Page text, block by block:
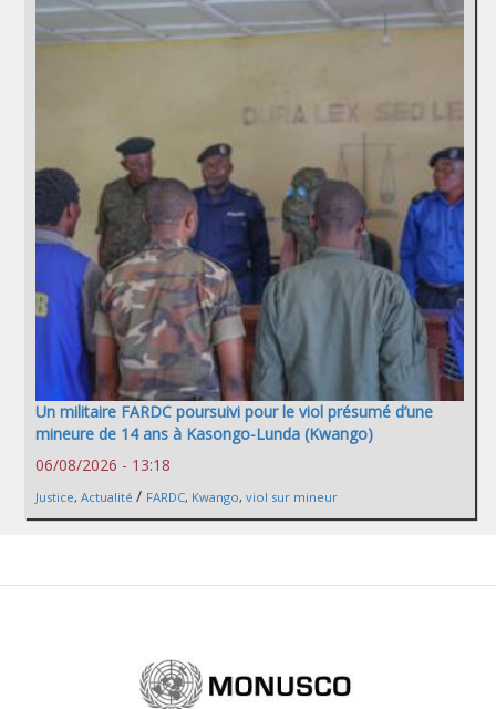
Un militaire FARDC poursuivi pour le viol présumé d’une
mineure de 14 ans à Kasongo-Lunda (Kwango)
06/08/2026 - 13:18
Justice, Actualité / FARDC, Kwango, viol sur mineur